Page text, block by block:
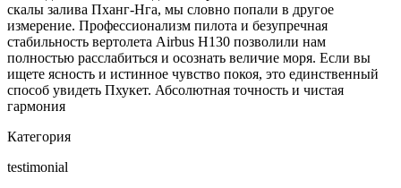
скалы залива Пханг-Нга, мы словно попали в другое
измерение. Профессионализм пилота и безупречная
стабильность вертолета Airbus H130 позволили нам
полностью расслабиться и осознать величие моря. Если вы
ищете ясность и истинное чувство покоя, это единственный
способ увидеть Пхукет. Абсолютная точность и чистая
гармония
Категория
testimonial